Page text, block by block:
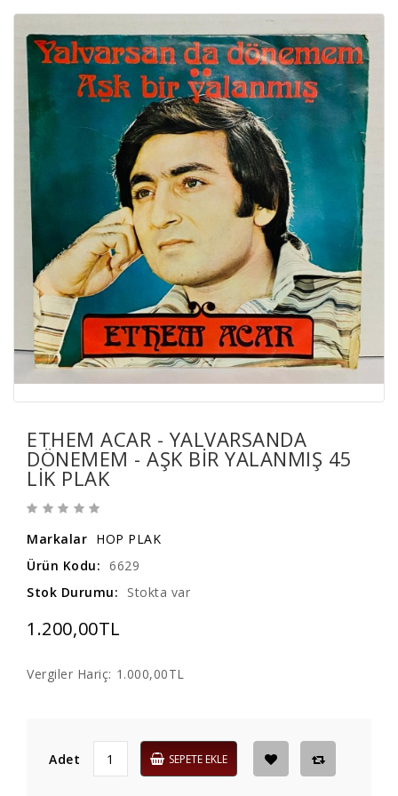
ETHEM ACAR - YALVARSANDA
DÖNEMEM - AŞK BIR YALANMIŞ 45
LIK PLAK
Markalar HOP PLAK
Ürün Kodu: 6629
Stok Durumu:
Stokta var
1.200,00TL
Vergiler Hariç: 1.000,00TL
Adet SEPETE EKLE